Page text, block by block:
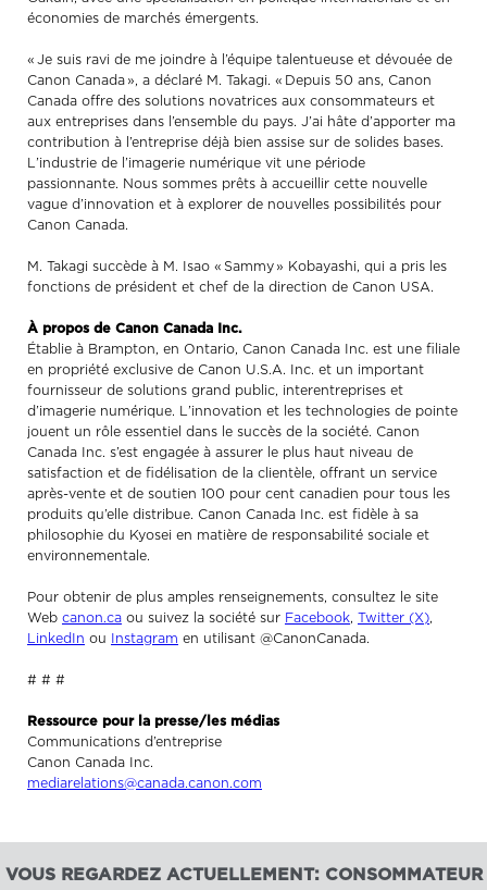
économies de marchés émergents.
« Je suis ravi de me joindre à l’équipe talentueuse et dévouée de
Canon Canada », a déclaré M. Takagi. « Depuis 50 ans, Canon
Canada offre des solutions novatrices aux consommateurs et
aux entreprises dans l’ensemble du pays. J’ai hâte d’apporter ma
contribution à l’entreprise déjà bien assise sur de solides bases.
L’industrie de l’imagerie numérique vit une période
passionnante. Nous sommes prêts à accueillir cette nouvelle
vague d’innovation et à explorer de nouvelles possibilités pour
Canon Canada.
M. Takagi succède à M. Isao « Sammy » Kobayashi, qui a pris les
fonctions de président et chef de la direction de Canon USA.
À propos de Canon Canada Inc.
Établie à Brampton, en Ontario, Canon Canada Inc. est une filiale
en propriété exclusive de Canon U.S.A. Inc. et un important
fournisseur de solutions grand public, interentreprises et
d’imagerie numérique. L’innovation et les technologies de pointe
jouent un rôle essentiel dans le succès de la société. Canon
Canada Inc. s’est engagée à assurer le plus haut niveau de
satisfaction et de fidélisation de la clientèle, offrant un service
après-vente et de soutien 100 pour cent canadien pour tous les
produits qu’elle distribue. Canon Canada Inc. est fidèle à sa
philosophie du Kyosei en matière de responsabilité sociale et
environnementale.
Pour obtenir de plus amples renseignements, consultez le site
Web canon.ca ou suivez la société sur Facebook, Twitter (X),
LinkedIn ou Instagram en utilisant @CanonCanada.
# # #
Ressource pour la presse/les médias
Communications d’entreprise
Canon Canada Inc.
mediarelations@canada.canon.com
VOUS REGARDEZ ACTUELLEMENT: CONSOMMATEUR